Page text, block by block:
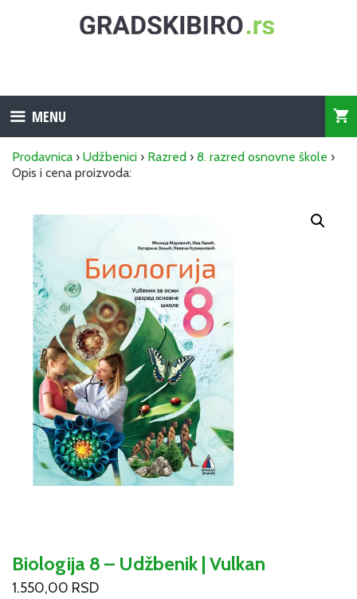
MENU
Prodavnica › Udžbenici › Razred › 8. razred osnovne škole ›
Opis i cena proizvoda:
Biologija 8 – Udžbenik | Vulkan
1.550,00 RSD